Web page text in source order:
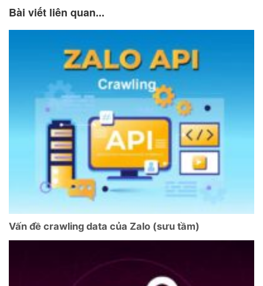
Bài viết liên quan...
Vấn đề crawling data của Zalo (sưu tầm)